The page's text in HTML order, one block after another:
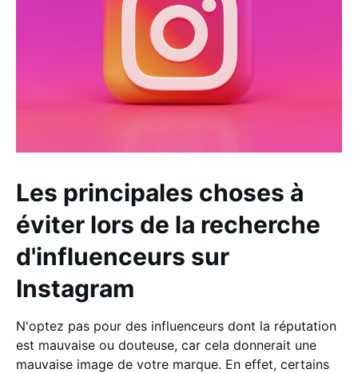
Les principales choses à
éviter lors de la recherche
d'influenceurs sur
Instagram
N'optez pas pour des influenceurs dont la réputation
est mauvaise ou douteuse, car cela donnerait une
mauvaise image de votre marque. En effet, certains